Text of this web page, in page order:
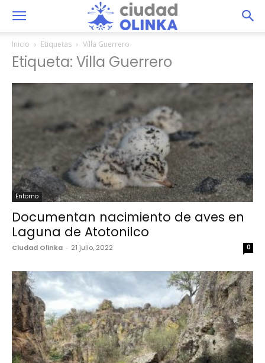
Inicio Etiquetas Villa Guerrero
Etiqueta: Villa Guerrero
Entorno
Documentan nacimiento de aves en
Laguna de Atotonilco
Ciudad Olinka - 21 julio, 2022 0